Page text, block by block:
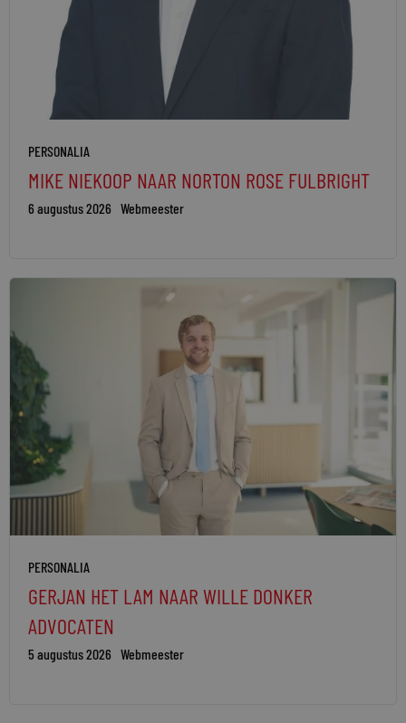
PERSONALIA
MIKE NIEKOOP NAAR NORTON ROSE FULBRIGHT
6 augustus 2026 Webmeester
PERSONALIA
GERJAN HET LAM NAAR WILLE DONKER
ADVOCATEN
5 augustus 2026 Webmeester